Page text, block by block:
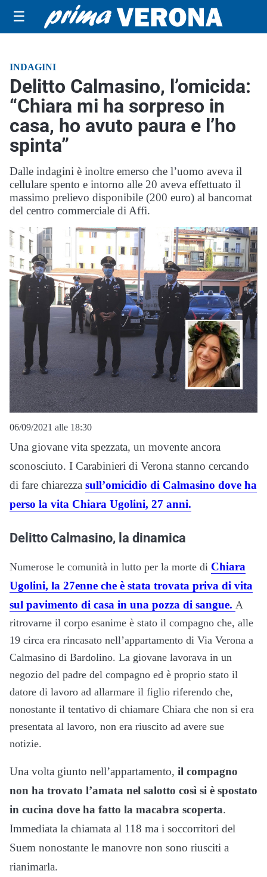
☰
INDAGINI
Delitto Calmasino, l’omicida:
“Chiara mi ha sorpreso in
casa, ho avuto paura e l’ho
spinta”
Dalle indagini è inoltre emerso che l’uomo aveva il
cellulare spento e intorno alle 20 aveva effettuato il
massimo prelievo disponibile (200 euro) al bancomat
del centro commerciale di Affi.
06/09/2021 alle 18:30
Una giovane vita spezzata, un movente ancora
sconosciuto. I Carabinieri di Verona stanno cercando
di fare chiarezza sull’omicidio di Calmasino dove ha
perso la vita Chiara Ugolini, 27 anni.
Delitto Calmasino, la dinamica
Numerose le comunità in lutto per la morte di Chiara
Ugolini, la 27enne che è stata trovata priva di vita
sul pavimento di casa in una pozza di sangue. A
ritrovarne il corpo esanime è stato il compagno che, alle
19 circa era rincasato nell’appartamento di Via Verona a
Calmasino di Bardolino. La giovane lavorava in un
negozio del padre del compagno ed è proprio stato il
datore di lavoro ad allarmare il figlio riferendo che,
nonostante il tentativo di chiamare Chiara che non si era
presentata al lavoro, non era riuscito ad avere sue
notizie.
Una volta giunto nell’appartamento, il compagno
non ha trovato l’amata nel salotto così si è spostato
in cucina dove ha fatto la macabra scoperta.
Immediata la chiamata al 118 ma i soccorritori del
Suem nonostante le manovre non sono riusciti a
rianimarla.